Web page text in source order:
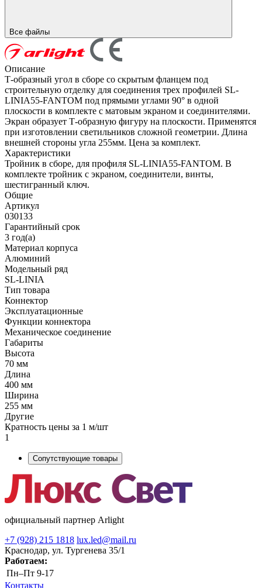
Все файлы
Описание
Т-образный угол в сборе со скрытым фланцем под
строительную отделку для соединения трех профилей SL-
LINIA55-FANTOM под прямыми углами 90° в одной
плоскости в комплекте с матовым экраном и соединителями.
Экран образует Т-образную фигуру на плоскости. Применятся
при изготовлении светильников сложной геометрии. Длина
внешней стороны угла 255мм. Цена за комплект.
Характеристики
Тройник в сборе, для профиля SL-LINIA55-FANTOM. В
комплекте тройник с экраном, соединители, винты,
шестигранный ключ.
Общие
Артикул
030133
Гарантийный срок
3 год(а)
Материал корпуса
Алюминий
Модельный ряд
SL-LINIA
Тип товара
Коннектор
Эксплуатационные
Функции коннектора
Механическое соединение
Габариты
Высота
70 мм
Длина
400 мм
Ширина
255 мм
Другие
Кратность цены за 1 м/шт
1
Сопутствующие товары
официальный партнер Arlight
+7 (928) 215 1818 lux.led@mail.ru
Краснодар, ул. Тургенева 35/1
Работаем:
Пн–Пт 9-17
Контакты